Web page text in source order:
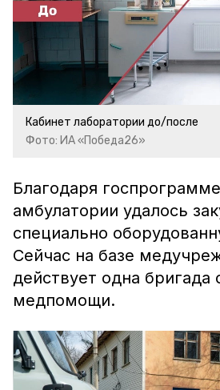
Кабинет лаборатории до/после
Фото: ИА «Победа26»
Благодаря
амбулатории удалось
специально
Сейчас на базе
действует одна бригада
медпомощи.